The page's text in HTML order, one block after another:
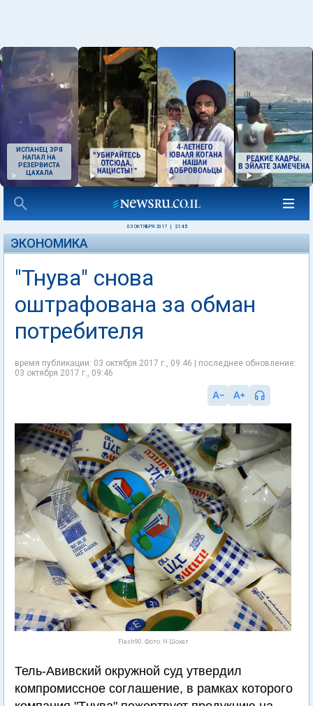
ИСПАНЕЦ ЗРЯ
НАПАЛ НА
РЕЗЕРВИСТА
ЦАХАЛА
03 ОКТЯБРЯ 2017 21:45
ЭКОНОМИКА
"Тнува" снова
оштрафована за обман
потребителя
время публикации: 03 октября 2017 г., 09:46 | последнее обновление:
03 октября 2017 г., 09:46
Flash90. Фото: Н.Шохат
Тель-Авивский окружной суд утвердил
компромиссное соглашение, в рамках которого